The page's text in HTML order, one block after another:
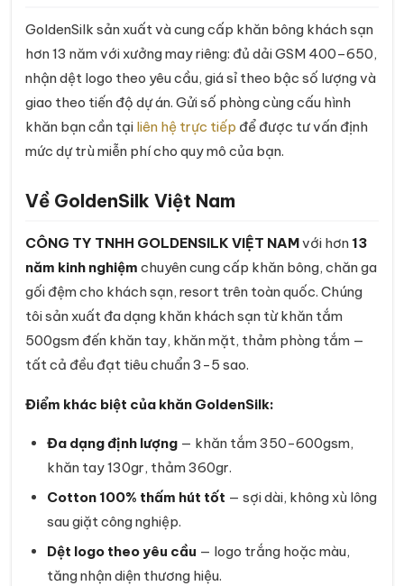
GoldenSilk sản xuất và cung cấp khăn bông khách sạn
hơn 13 năm với xưởng may riêng: đủ dải GSM 400–650,
nhận dệt logo theo yêu cầu, giá sỉ theo bậc số lượng và
giao theo tiến độ dự án. Gửi số phòng cùng cấu hình
khăn bạn cần tại liên hệ trực tiếp để được tư vấn định
mức dự trù miễn phí cho quy mô của bạn.
Về GoldenSilk Việt Nam
CÔNG TY TNHH GOLDENSILK VIỆT NAMvới hơn13
năm kinh nghiệm chuyên cung cấp khăn bông, chăn ga
gối đệm cho khách sạn, resort trên toàn quốc. Chúng
tôi sản xuất đa dạng khăn khách sạn từ khăn tắm
500gsm đến khăn tay, khăn mặt, thảm phòng tắm —
tất cả đều đạt tiêu chuẩn 3-5 sao.
Điểm khác biệt của khăn GoldenSilk:
Đa dạng định lượng — khăn tắm 350-600gsm,
khăn tay 130gr, thảm 360gr.
Cotton 100% thấm hút tốt — sợi dài, không xù lông
sau giặt công nghiệp.
Dệt logo theo yêu cầu — logo trắng hoặc màu,
tăng nhận diện thương hiệu.